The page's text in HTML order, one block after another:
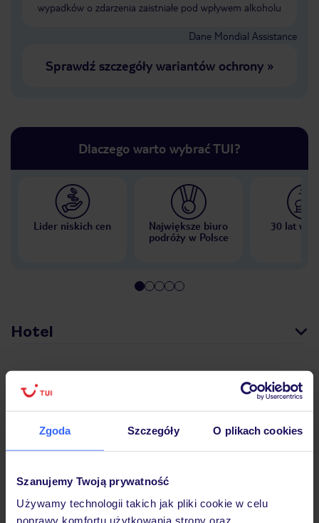
Zgoda Szczegóły O plikach cookies
Szanujemy Twoją prywatność
Używamy technologii takich jak pliki cookie w celu
poprawy komfortu użytkowania strony oraz
wypadków o zdarzenia zaistniałe pod wpływem alkoholu
Dane Mondial Assistance
Sprawdź szczegóły wariantów ochrony»
Dlaczego warto wybrać TUI?
Lider niskich cen
Największe biuro
podróży w Polsce
30 lat w
Hotel
Opinie
Pokoje
Wyżywienie